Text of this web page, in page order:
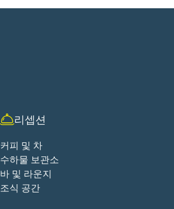
리셉션
커피 및 차
수하물 보관소
바 및 라운지
조식 공간